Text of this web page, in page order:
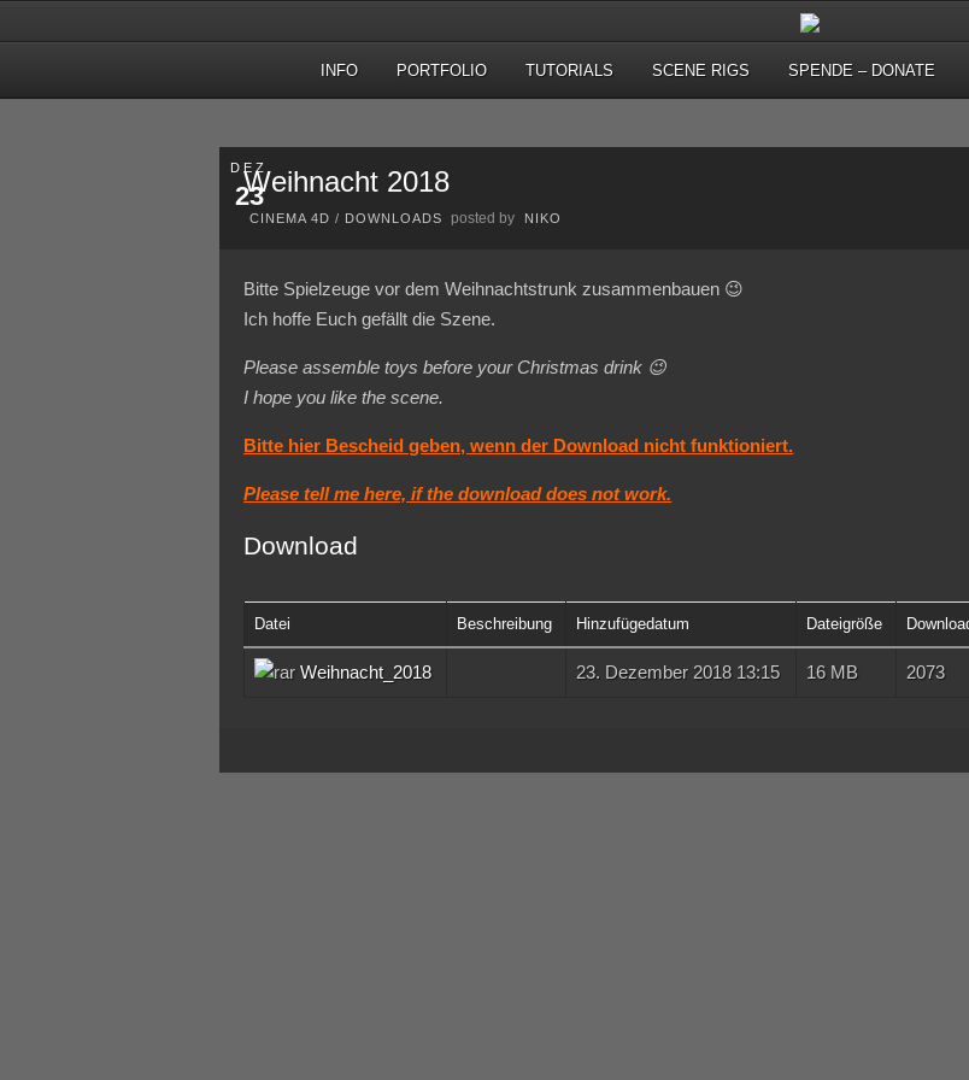
INFO PORTFOLIO TUTORIALS SCENE RIGS SPENDE – DONATE
DEZ.
23
Weihnacht 2018
CINEMA 4D / DOWNLOADS posted by NIKO
Bitte Spielzeuge vor dem Weihnachtstrunk zusammenbauen 😉
Ich hoffe Euch gefällt die Szene.
Please assemble toys before your Christmas drink 😉
I hope you like the scene.
Bitte hier Bescheid geben, wenn der Download nicht funktioniert.
Please tell me here, if the download does not work.
Download
Datei Beschreibung Hinzufügedatum Dateigröße
Weihnacht_2018 23. Dezember 2018 13:15 16 MB 2073